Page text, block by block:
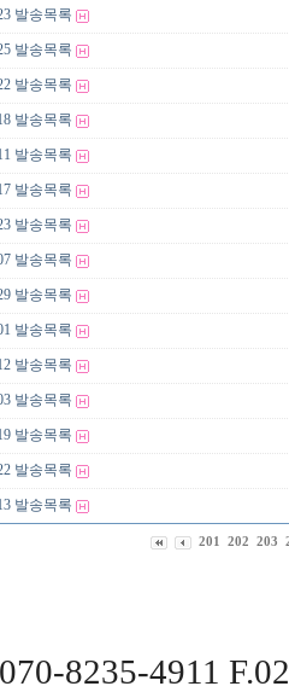
발송목록
발송목록
발송목록
발송목록
발송목록
발송목록
발송목록
발송목록
발송목록
발송목록
발송목록
발송목록
발송목록
발송목록
발송목록
201 202 203
8235-4911